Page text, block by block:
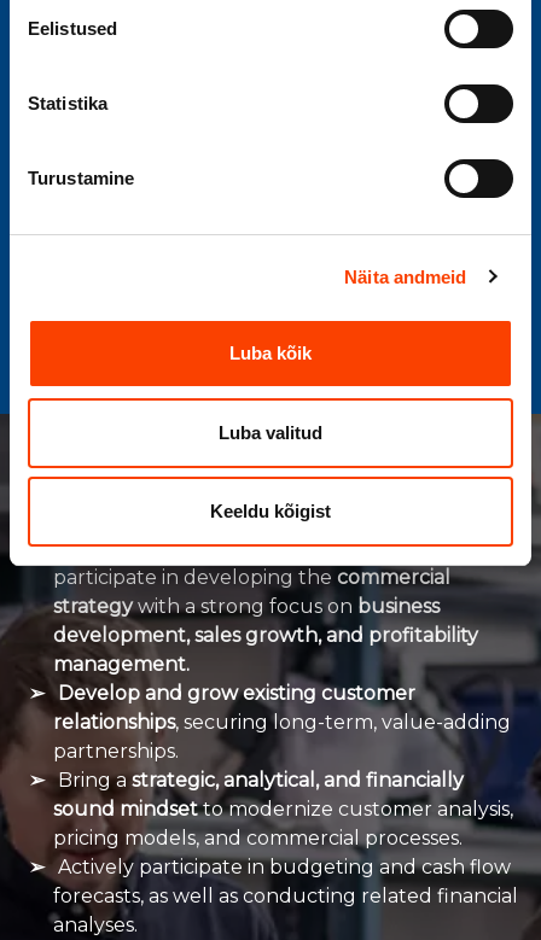
Eelistused
Statistika
Turustamine
Näita andmeid
Luba kõik
Luba valitud
Keeldu kõigist